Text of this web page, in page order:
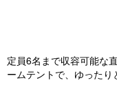
定員6名まで収容可能な
ームテントで、ゆったり